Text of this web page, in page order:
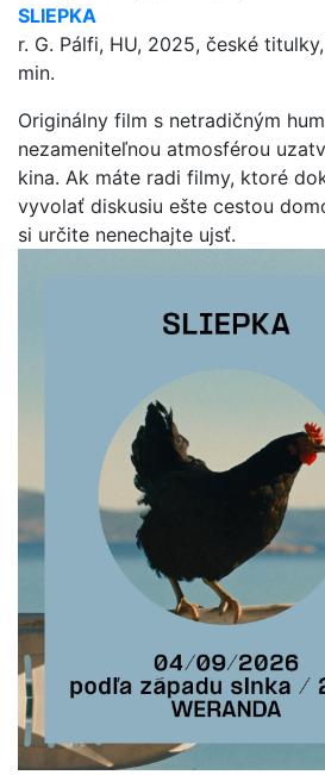
SLIEPKA
r. G. Pálfi, HU, 2025, české
min.
Originálny film s netradičným
nezameniteľnou atmosférou
kina. Ak máte radi filmy, ktoré
vyvolať diskusiu ešte cestou
si určite nenechajte ujsť.